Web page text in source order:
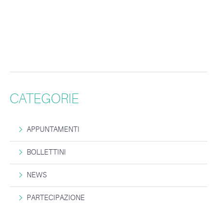
CATEGORIE
APPUNTAMENTI
BOLLETTINI
NEWS
PARTECIPAZIONE